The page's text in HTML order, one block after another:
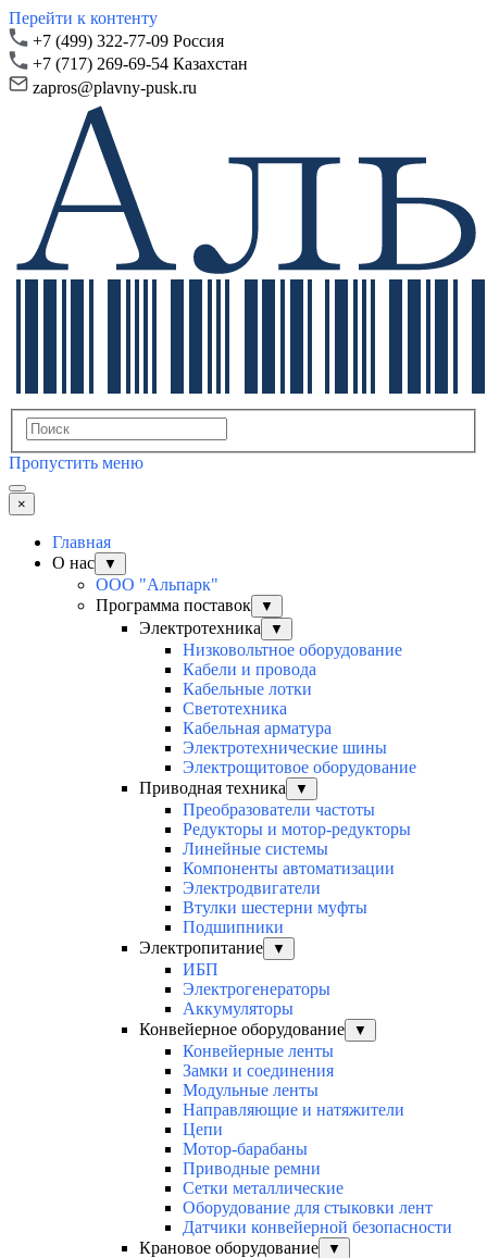
Перейти к контенту
+7 (499) 322-77-09 Россия
+7 (717) 269-69-54 Казахстан
zapros@plavny-pusk.ru
Пропустить меню
×
Главная
О нас
▼
ООО "Альпарк"
Программа поставок
▼
Электротехника ▼
Низковольтное оборудование
Кабели и провода
Кабельные лотки
Светотехника
Кабельная арматура
Электротехнические шины
Электрощитовое оборудование
Приводная техника
▼
Преобразователи частоты
Редукторы и мотор-редукторы
Линейные системы
Компоненты автоматизации
Электродвигатели
Втулки шестерни муфты
Подшипники
Электропитание
▼
ИБП
Электрогенераторы
Аккумуляторы
Конвейерное оборудование
▼
Конвейерные ленты
Замки и соединения
Модульные ленты
Направляющие и натяжители
Цепи
Мотор-барабаны
Приводные ремни
Сетки металлические
Оборудование для стыковки лент
Датчики конвейерной безопасности
Крановое оборудование
▼